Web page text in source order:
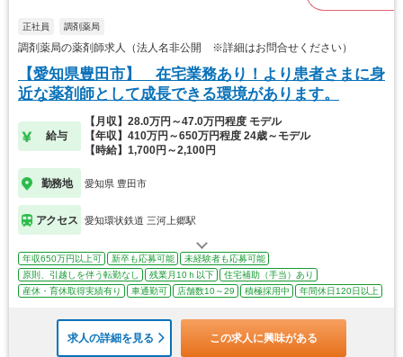
正社員 調剤薬局
調剤薬局の薬剤師求人（法人名非公開 ※詳細はお問合せください）
【愛知県豊田市】 在宅業務あり！より患者さまに身
近な薬剤師として成長できる環境があります。
給与
【月収】28.0万円～47.0万円程度 モデル
【年収】410万円～650万円程度 24歳～モデル
【時給】1,700円～2,100円
勤務地 愛知県 豊田市
アクセス 愛知環状鉄道 三河上郷駅
年収650万円以上可 新卒も応募可能
未経験者も応募可能
原則、引越しを伴う転勤なし
残業月10ｈ以下
住宅補助（手当）あり
産休・育休取得実績有り
車通勤可 店舗数10～29 積極採用中 年間休日120日以上
求人の詳細を見る この求人に興味がある